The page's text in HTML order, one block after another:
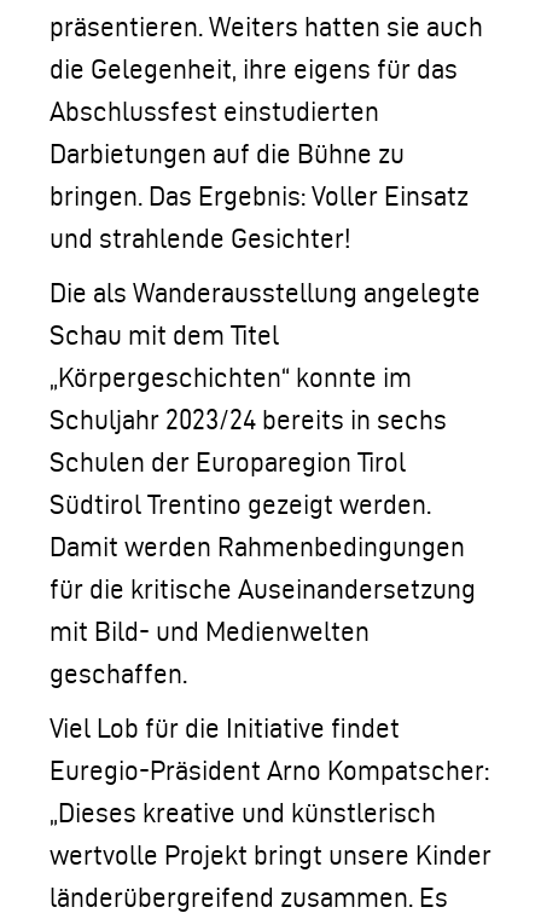
präsentieren. Weiters hatten sie auch
die Gelegenheit, ihre eigens für das
Abschlussfest einstudierten
Darbietungen auf die Bühne zu
bringen. Das Ergebnis: Voller Einsatz
und strahlende Gesichter!
Die als Wanderausstellung angelegte
Schau mit dem Titel
„Körpergeschichten“ konnte im
Schuljahr 2023/24 bereits in sechs
Schulen der Europaregion Tirol
Südtirol Trentino gezeigt werden.
Damit werden Rahmenbedingungen
für die kritische Auseinandersetzung
mit Bild- und Medienwelten
geschaffen.
Viel Lob für die Initiative findet
Euregio-Präsident Arno Kompatscher:
„Dieses kreative und künstlerisch
wertvolle Projekt bringt unsere Kinder
länderübergreifend zusammen. Es